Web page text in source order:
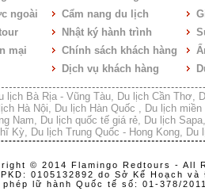
ngoài
mại
Cẩm nang du lịch
Nhật ký hành trình
Chính sách khách hàng
Dịch vụ khách hàng
lịch Bà Rịa - Vũng Tàu, Du lịch Cần Thơ,
Hà Nội, Du lịch Hàn Quốc , Du lịch miền
Nam, Du lịch quốc tế giá rẻ, Du lịch Sapa
Kỳ, Du lịch Trung Quốc - Hong Kong, Du
© 2014 Flamingo Redtours - All
0105132892 do Sở Kế Hoạch
phép lữ hành Quốc tế số: 01-378/